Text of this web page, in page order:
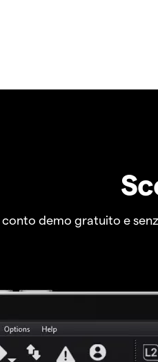
conto demo gratuito e